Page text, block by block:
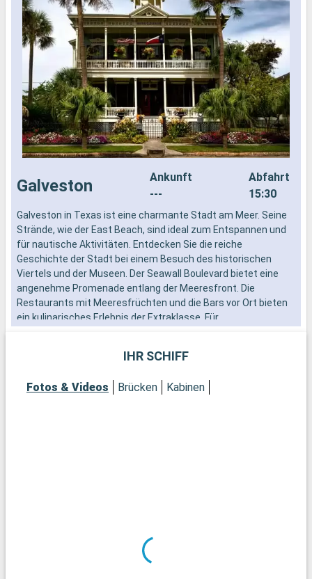
Galveston
Ankunft
---
Abfahrt
15:30
Galveston in Texas ist eine charmante Stadt am Meer. Seine
Strände, wie der East Beach, sind ideal zum Entspannen und
für nautische Aktivitäten. Entdecken Sie die reiche
Geschichte der Stadt bei einem Besuch des historischen
Viertels und der Museen. Der Seawall Boulevard bietet eine
angenehme Promenade entlang der Meeresfront. Die
Restaurants mit Meeresfrüchten und die Bars vor Ort bieten
ein kulinarisches Erlebnis der Extraklasse. Für
Vergnügen und Natur zu einem unterhaltsamen und
IHR SCHIFF
Fotos & Videos Brücken Kabinen